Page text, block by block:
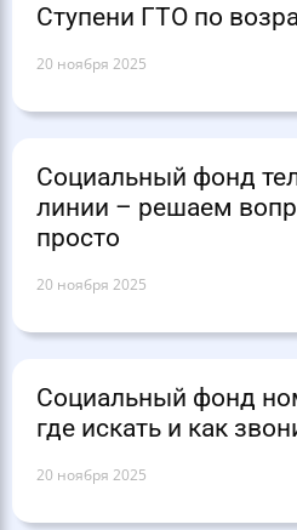
Ступени ГТО по
20 ноября 2025
Социальный фонд
линии – решаем
просто
20 ноября 2025
Социальный фонд
где искать и как
20 ноября 2025